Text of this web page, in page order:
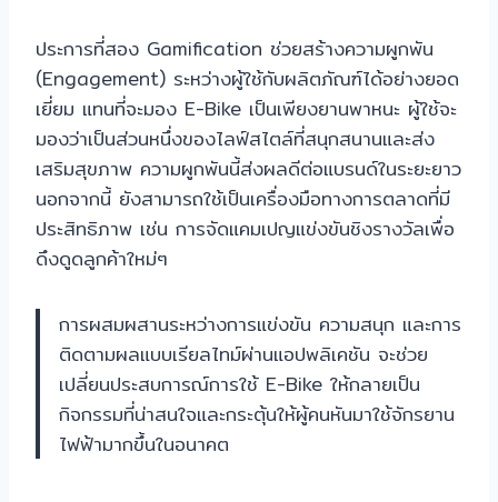
ประการที่สอง Gamification ช่วยสร้างความผูกพัน
(Engagement) ระหว่างผู้ใช้กับผลิตภัณฑ์ได้อย่างยอด
เยี่ยม แทนที่จะมอง E-Bike เป็นเพียงยานพาหนะ ผู้ใช้จะ
มองว่าเป็นส่วนหนึ่งของไลฟ์สไตล์ที่สนุกสนานและส่ง
เสริมสุขภาพ ความผูกพันนี้ส่งผลดีต่อแบรนด์ในระยะยาว
นอกจากนี้ ยังสามารถใช้เป็นเครื่องมือทางการตลาดที่มี
ประสิทธิภาพ เช่น การจัดแคมเปญแข่งขันชิงรางวัลเพื่อ
ดึงดูดลูกค้าใหม่ๆ
การผสมผสานระหว่างการแข่งขัน ความสนุก และการ
ติดตามผลแบบเรียลไทม์ผ่านแอปพลิเคชัน จะช่วย
เปลี่ยนประสบการณ์การใช้ E-Bike ให้กลายเป็น
กิจกรรมที่น่าสนใจและกระตุ้นให้ผู้คนหันมาใช้จักรยาน
ไฟฟ้ามากขึ้นในอนาคต